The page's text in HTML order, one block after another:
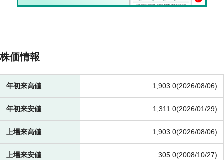
株価情報
年初来高値 1,903.0(2026/08/06)
年初来安値 1,311.0(2026/01/29)
上場来高値 1,903.0(2026/08/06)
上場来安値 305.0(2008/10/27)